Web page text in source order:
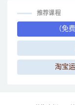
推荐课程
（免
淘宝